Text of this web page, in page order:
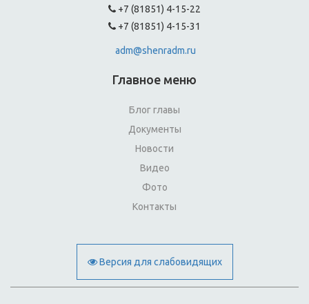
+7 (81851) 4-15-22
+7 (81851) 4-15-31
adm@shenradm.ru
Главное меню
Блог главы
Документы
Новости
Видео
Фото
Контакты
Версия для слабовидящих